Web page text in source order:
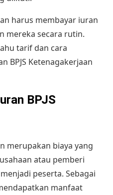
harus membayar iuran
mereka secara rutin.
tarif dan cara
BPJS Ketenagakerjaan
BPJS
merupakan biaya yang
atau pemberi
peserta. Sebagai
manfaat